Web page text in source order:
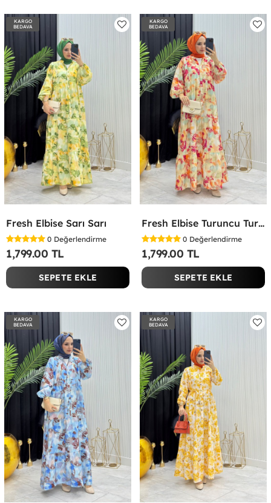
KARGO
BEDAVA
Fresh Elbise Sarı Sarı
0 Değerlendirme
1,799.00 TL
SEPETE EKLE
KARGO
BEDAVA
Fresh Elbise Turuncu Turuncu
0 Değerlendirme
1,799.00 TL
SEPETE EKLE
KARGO
BEDAVA
KARGO
BEDAVA